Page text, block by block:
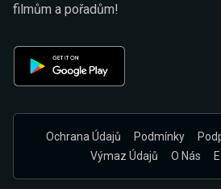
filmům a pořadům!
Ochrana Údajů Podmínky
Výmaz Údajů
O Nás